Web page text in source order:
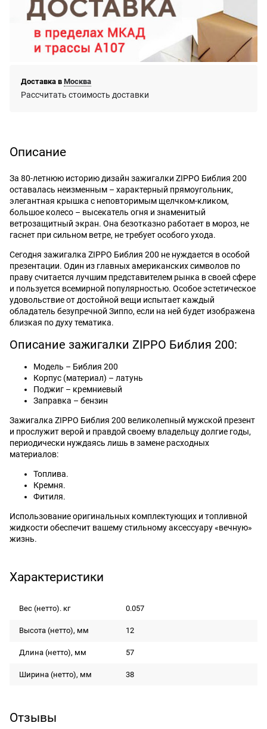
Доставка в Москва
Рассчитать стоимость доставки
Описание
За 80-летнюю историю дизайн зажигалки ZIPPO Библия 200
оставалась неизменным – характерный прямоугольник,
элегантная крышка с неповторимым щелчком-кликом,
большое колесо – высекатель огня и знаменитый
ветрозащитный экран. Она безотказно работает в мороз, не
гаснет при сильном ветре, не требует особого ухода.
Сегодня зажигалка ZIPPO Библия 200 не нуждается в особой
презентации. Один из главных американских символов по
праву считается лучшим представителем рынка в своей сфере
и пользуется всемирной популярностью. Особое эстетическое
удовольствие от достойной вещи испытает каждый
обладатель безупречной Зиппо, если на ней будет изображена
близкая по духу тематика.
Описание зажигалки ZIPPO Библия 200:
Модель – Библия 200
Корпус (материал) – латунь
Поджиг – кремниевый
Заправка – бензин
Зажигалка ZIPPO Библия 200 великолепный мужской презент
и прослужит верой и правдой своему владельцу долгие годы,
периодически нуждаясь лишь в замене расходных
материалов:
Топлива.
Кремня.
Фитиля.
Использование оригинальных комплектующих и топливной
жидкости обеспечит вашему стильному аксессуару «вечную»
жизнь.
Характеристики
Вес (нетто). кг 0.057
Высота (нетто), мм 12
Длина (нетто), мм 57
Ширина (нетто), мм 38
Отзывы